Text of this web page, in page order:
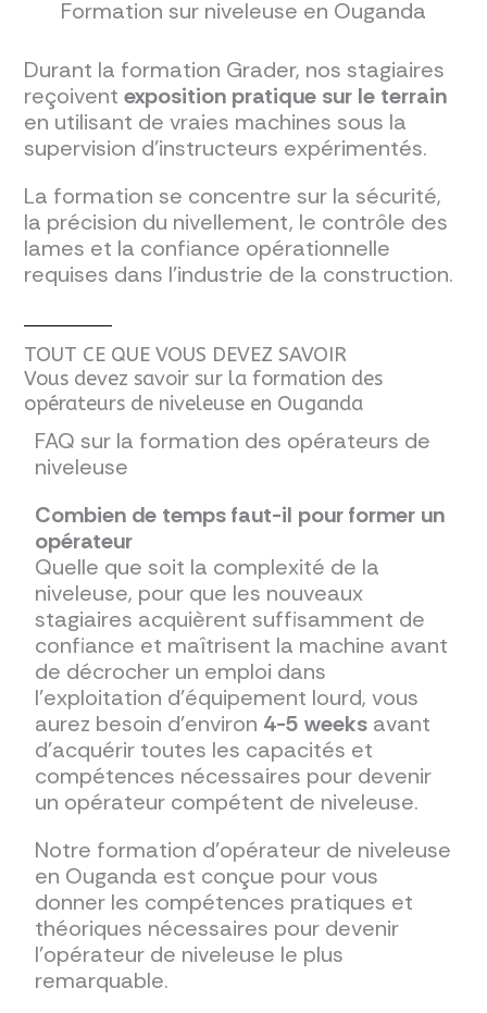
Formation sur niveleuse en Ouganda
Durant la formation Grader, nos stagiaires
reçoiventexposition pratique sur le terrain
en utilisant de vraies machines sous la
supervision d'instructeurs expérimentés.
La formation se concentre sur la sécurité,
la précision du nivellement, le contrôle des
lames et la confiance opérationnelle
requises dans l'industrie de la construction.
TOUT CE QUE VOUS DEVEZ SAVOIR
Vous devez savoir sur la formation des
opérateurs de niveleuse en Ouganda
FAQ sur la formation des opérateurs de
niveleuse
Combien de temps faut-il pour former un
opérateur
Quelle que soit la complexité de la
niveleuse, pour que les nouveaux
stagiaires acquièrent suffisamment de
confiance et maîtrisent la machine avant
de décrocher un emploi dans
l'exploitation d'équipement lourd, vous
aurez besoin d'environ 4-5 weeks avant
d'acquérir toutes les capacités et
compétences nécessaires pour devenir
un opérateur compétent de niveleuse.
Notre formation d'opérateur de niveleuse
en Ouganda est conçue pour vous
donner les compétences pratiques et
théoriques nécessaires pour devenir
l'opérateur de niveleuse le plus
remarquable.